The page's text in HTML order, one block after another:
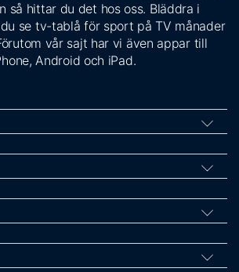
så hittar du det hos oss. Bläddra i
se tv-tablå för sport på TV månader
vår sajt har vi även appar till
Android och iPad.